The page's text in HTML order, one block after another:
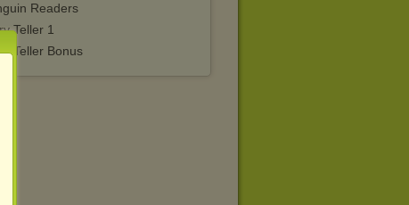
Readers
Teller 1
Teller Bonus